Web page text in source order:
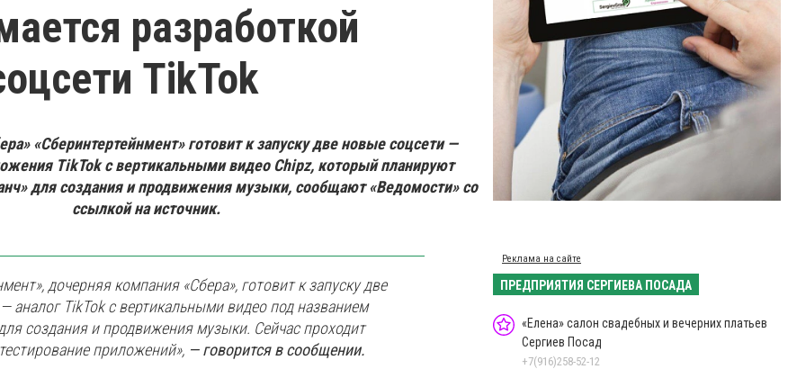
разработкой
TikTok
«Сберинтертейнмент» готовит к запуску две новые соцсети —
TikTok с вертикальными видео Chipz, который планируют
для создания и продвижения музыки, сообщают «Ведомости» со
ссылкой на источник.
дочерняя компания «Сбера», готовит к запуску две
аналог TikTok с вертикальными видео под названием
создания и продвижения музыки. Сейчас проходит
приложений», — говорится в сообщении.
Реклама на сайте
ПРЕДПРИЯТИЯ СЕРГИЕВА ПОСАДА
«Елена» салон свадебных и вечерних платьев
Сергиев Посад
+7(916)258-52-12